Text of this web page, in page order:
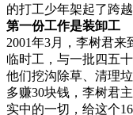
的打工少年架起了跨
第一份工作是装卸工
2001年3月，李树君
临时工，与一批四五
他们挖沟除草、清理
多赚30块钱，李树君
实中的一切，给这个